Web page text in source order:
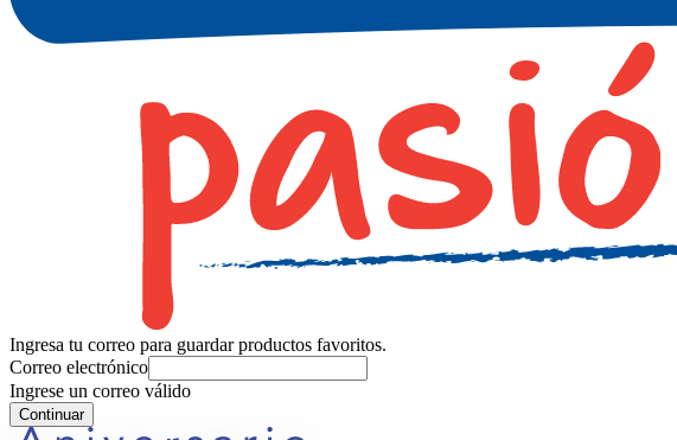
Ingresa tu correo para guardar productos favoritos.
Correo electrónico
Ingrese un correo válido
Continuar